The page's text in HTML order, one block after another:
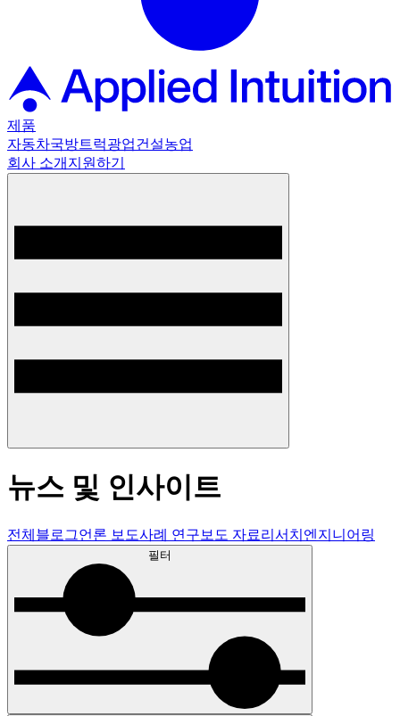
제품
자동차국방트럭광업건설농업
회사 소개 지원하기
뉴스 및 인사이트
전체 블로그언론 보도사례 연구 보도 자료리서치 엔지니어링
필터